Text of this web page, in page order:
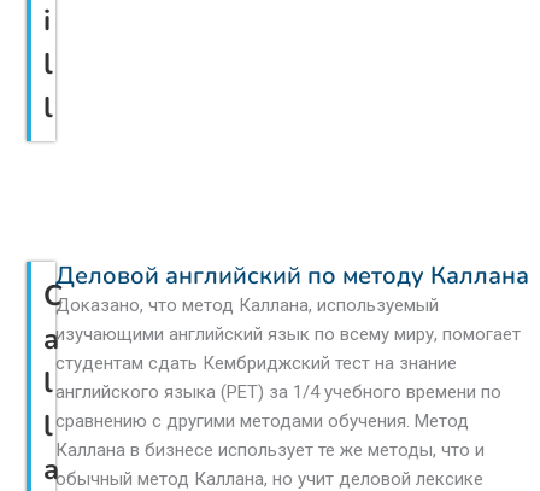
i
l
l
C
a
l
l
a
Деловой английский по методу Каллана
Доказано, что метод Каллана, используемый
изучающими английский язык по всему миру, помогает
студентам сдать Кембриджский тест на знание
английского языка (PET) за 1/4 учебного времени по
сравнению с другими методами обучения. Метод
Каллана в бизнесе использует те же методы, что и
обычный метод Каллана, но учит деловой лексике